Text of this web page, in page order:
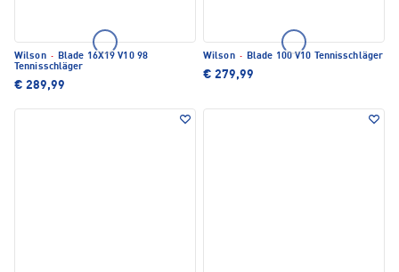
Wilson · Blade 16X19 V10 98
Tennisschläger
€ 289,99
Wilson · Blade 100 V10 Tennisschläger
€ 279,99